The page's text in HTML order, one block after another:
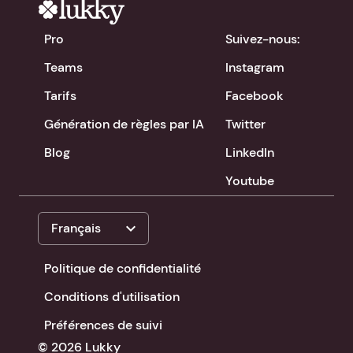
Pro
Teams
Tarifs
Génération de règles par IA
Blog
Suivez-nous:
Instagram
Facebook
Twitter
LinkedIn
Youtube
Français expand_more
Politique de confidentialité
Conditions d'utilisation
Préférences de suivi
© 2026 Lukky